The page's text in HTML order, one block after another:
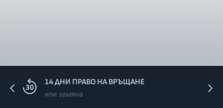
14 ДНИ ПРАВО НА ВРЪЩАНЕ
или замяна